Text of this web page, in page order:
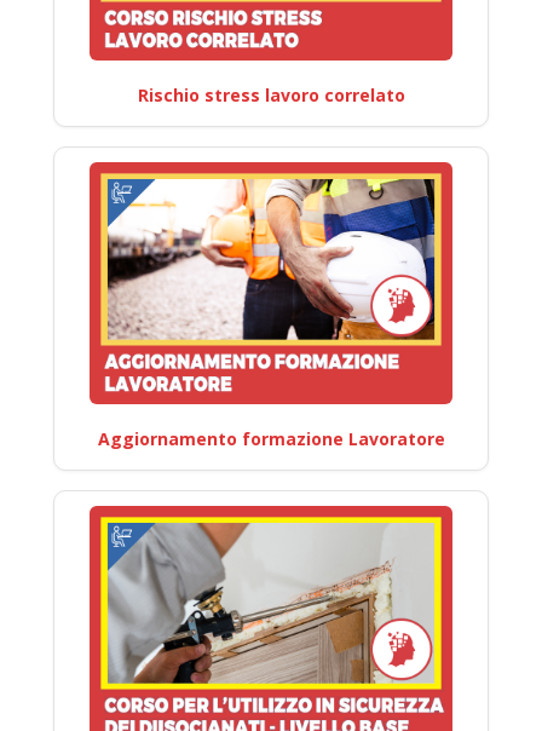
Rischio stress lavoro correlato
Aggiornamento formazione Lavoratore